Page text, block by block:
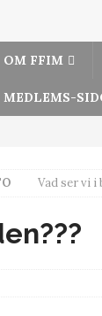
OM FFIM
MEDLEMS-
Vad ser vi i